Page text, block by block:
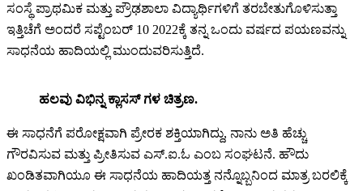
ಸಂಸ್ಥೆ ಪ್ರಾಥಮಿಕ ಮತ್ತು ಪ್ರೌಢಶಾಲಾ ವಿದ್ಯಾರ್ಥಿಗಳಿಗೆ ತರಬೇತುಗೊಳಿಸುತ್ತಾ
ಇತ್ತಿಚೆಗೆ ಅಂದರೆ ಸಪ್ಟೆಂಬರ್ 10 2022ಕ್ಕೆ ತನ್ನ ಒಂದು ವರ್ಷದ ಪಯಣವನ್ನು
ಸಾಧನೆಯ ಹಾದಿಯಲ್ಲಿ ಮುಂದುವರಿಸುತ್ತಿದೆ.
ಹಲವು ವಿಭಿನ್ನ ಕ್ಲಾಸಸ್ ಗಳ ಚಿತ್ರಣ.
ಈ ಸಾಧನೆಗೆ ಪರೋಕ್ಷವಾಗಿ ಪ್ರೇರಕ ಶಕ್ತಿಯಾಗಿದ್ದು, ನಾನು ಅತಿ ಹೆಚ್ಚು
ಗೌರವಿಸುವ ಮತ್ತು ಪ್ರೀತಿಸುವ ಎಸ್.ಐ.ಓ ಎಂಬ ಸಂಘಟನೆ. ಹೌದು
ಖಂಡಿತವಾಗಿಯೂ ಈ ಸಾಧನೆಯ ಹಾದಿಯತ್ತ ನನ್ನೊಬ್ಬನಿಂದ ಮಾತ್ರ ಬರಲಿಕ್ಕೆ